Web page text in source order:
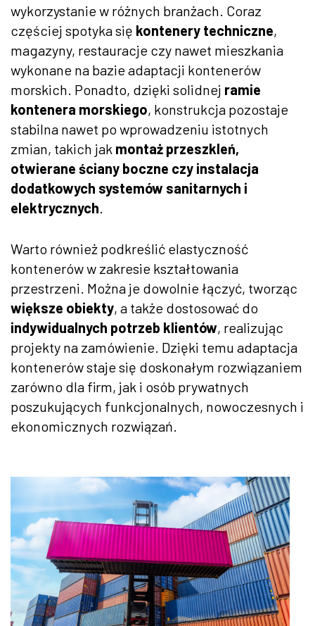
wykorzystanie w różnych branżach. Coraz
częściej spotyka się kontenery techniczne,
magazyny, restauracje czy nawet mieszkania
wykonane na bazie adaptacji kontenerów
morskich. Ponadto, dzięki solidnej ramie
kontenera morskiego, konstrukcja pozostaje
stabilna nawet po wprowadzeniu istotnych
zmian, takich jak montaż przeszkleń,
otwierane ściany boczne czy instalacja
dodatkowych systemów sanitarnych i
elektrycznych
Warto również podkreślić elastyczność
kontenerów w zakresie kształtowania
przestrzeni. Można je dowolnie łączyć, tworząc
większe obiekty, a także dostosować do
indywidualnych potrzeb klientów, realizując
projekty na zamówienie. Dzięki temu adaptacja
kontenerów staje się doskonałym rozwiązaniem
zarówno dla firm, jak i osób prywatnych
poszukujących funkcjonalnych, nowoczesnych i
ekonomicznych rozwiązań.